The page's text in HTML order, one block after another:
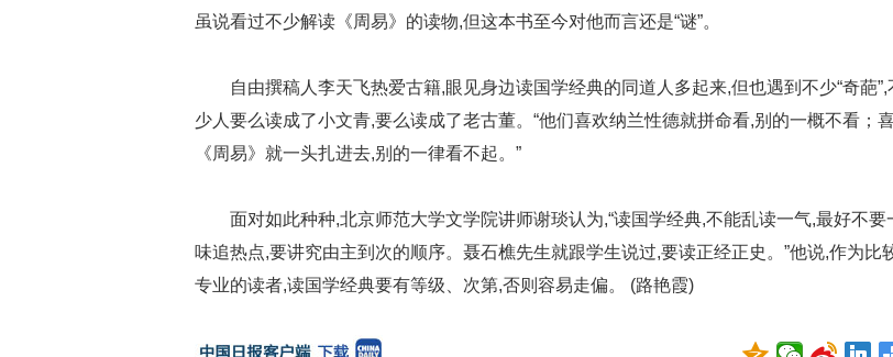
虽说看过不少解读《周易》的读物,但这本书至今对他而言还是“谜”。
自由撰稿人李天飞热爱古籍,眼见身边读国学经典的同道人多起来,但也遇到不少“奇葩”,
少人要么读成了小文青,要么读成了老古董。“他们喜欢纳兰性德就拼命看,别的一概不看；
《周易》就一头扎进去,别的一律看不起。”
面对如此种种,北京师范大学文学院讲师谢琰认为,“读国学经典,不能乱读一气,最好不要
味追热点,要讲究由主到次的顺序。聂石樵先生就跟学生说过,要读正经正史。”他说,作为比
专业的读者,读国学经典要有等级、次第,否则容易走偏。 (路艳霞)